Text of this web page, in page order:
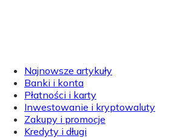
Najnowsze artykuły
Banki i konta
Płatności i karty
Inwestowanie i kryptowaluty
Zakupy i promocje
Kredyty i długi